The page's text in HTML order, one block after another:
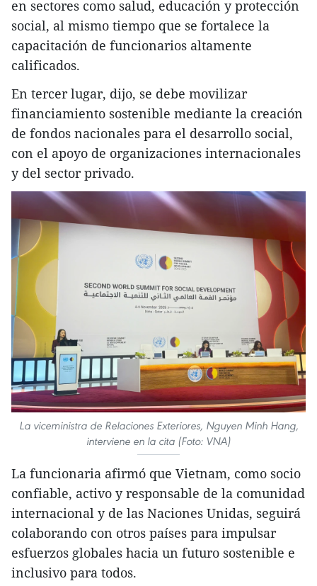
en sectores como salud, educación y protección
social, al mismo tiempo que se fortalece la
capacitación de funcionarios altamente
calificados.
En tercer lugar, dijo, se debe movilizar
financiamiento sostenible mediante la creación
de fondos nacionales para el desarrollo social,
con el apoyo de organizaciones internacionales
y del sector privado.
La viceministra de Relaciones Exteriores, Nguyen Minh Hang,
interviene en la cita (Foto: VNA)
La funcionaria afirmó que Vietnam, como socio
confiable, activo y responsable de la comunidad
internacional y de las Naciones Unidas, seguirá
colaborando con otros países para impulsar
esfuerzos globales hacia un futuro sostenible e
inclusivo para todos.